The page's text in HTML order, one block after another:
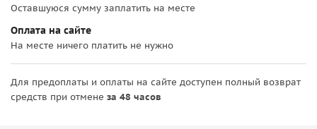
Оставшуюся сумму заплатить на месте
Оплата на сайте
На месте ничего платить не нужно
Для предоплаты и оплаты на сайте доступен полный возврат
средств при отмене за 48 часов